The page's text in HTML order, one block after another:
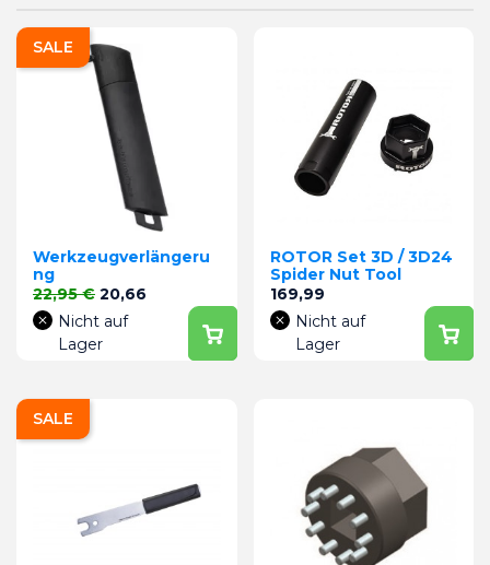
Werkzeugverlängeru
ng
Verkaufspreis
22,95 € Preis
20,66
Nicht auf
Lager
SALE
ROTOR Set 3D / 3D24
Spider Nut Tool
Preis
169,99
Nicht auf
Lager
SALE